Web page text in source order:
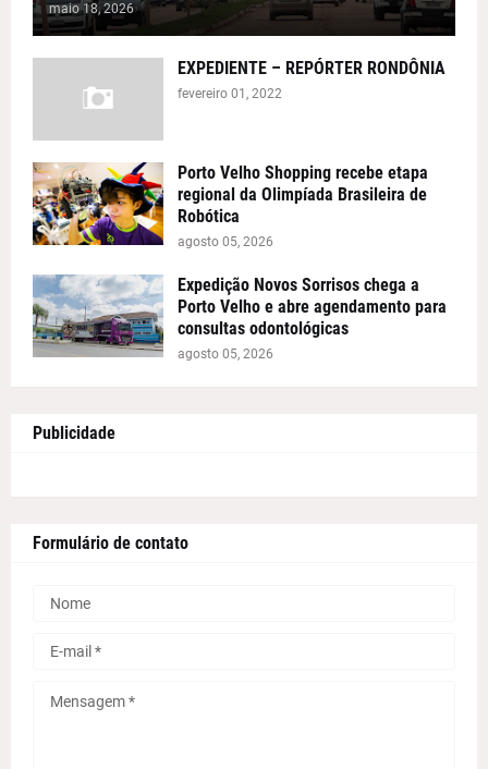
maio 18, 2026
EXPEDIENTE – REPÓRTER RONDÔNIA
fevereiro 01, 2022
Porto Velho Shopping recebe etapa
regional da Olimpíada Brasileira de
Robótica
agosto 05, 2026
Expedição Novos Sorrisos chega a
Porto Velho e abre agendamento para
consultas odontológicas
agosto 05, 2026
Publicidade
Formulário de contato